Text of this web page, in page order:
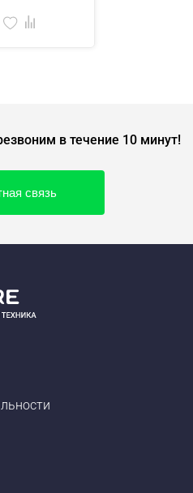
в течение 10 минут!
связь